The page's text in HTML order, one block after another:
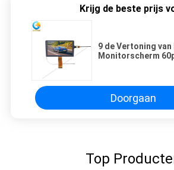
Krijg de beste prijs
9 de Vertoning van
Monitorscherm
Doorgaan
Top